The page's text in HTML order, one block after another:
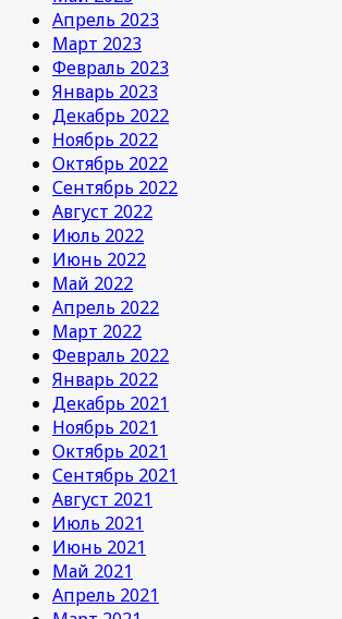
Апрель 2023
Март 2023
Февраль 2023
Январь 2023
Декабрь 2022
Ноябрь 2022
Октябрь 2022
Сентябрь 2022
Август 2022
Июль 2022
Июнь 2022
Май 2022
Апрель 2022
Март 2022
Февраль 2022
Январь 2022
Декабрь 2021
Ноябрь 2021
Октябрь 2021
Сентябрь 2021
Август 2021
Июль 2021
Июнь 2021
Май 2021
Апрель 2021